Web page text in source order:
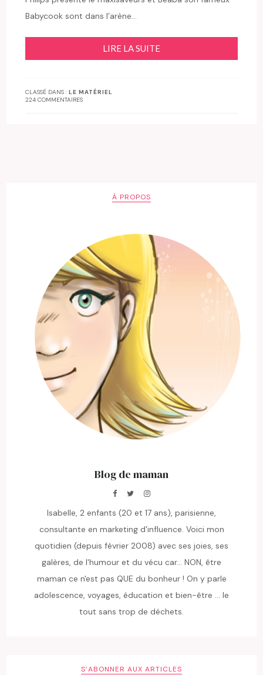
Babycook sont dans l’arène…
LIRE LA SUITE
CLASSÉ DANS :LE MATÉRIEL
224 COMMENTAIRES
À PROPOS
Blog de maman
Isabelle, 2 enfants (20 et 17 ans), parisienne,
consultante en marketing d'influence. Voici mon
quotidien (depuis février 2008) avec ses joies, ses
galères, de l'humour et du vécu car... NON, être
maman ce n'est pas QUE du bonheur ! On y parle
adolescence, voyages, éducation et bien-être ... le
tout sans trop de déchets.
S’ABONNER AUX ARTICLES